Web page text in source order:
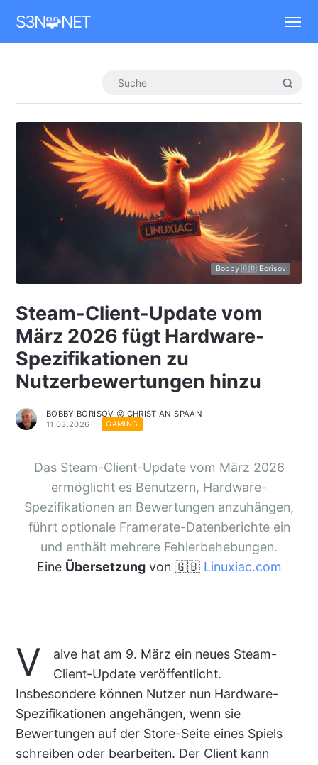
S3N🧩NET
Bobby 🇬🇧 Borisov
Steam-Client-Update vom
März 2026 fügt Hardware-
Spezifikationen zu
Nutzerbewertungen hinzu
BOBBY BORISOV 😛 CHRISTIAN SPAAN
11.03.2026
GAMING
Das Steam-Client-Update vom März 2026
ermöglicht es Benutzern, Hardware-
Spezifikationen an Bewertungen anzuhängen,
führt optionale Framerate-Datenberichte ein
und enthält mehrere Fehlerbehebungen.
Eine Übersetzungvon 🇬🇧 Linuxiac.com
V
alve hat am 9. März ein neues Steam-
Client-Update veröffentlicht.
Insbesondere können Nutzer nun Hardware-
Spezifikationen angehängen, wenn sie
Bewertungen auf der Store-Seite eines Spiels
schreiben oder bearbeiten. Der Client kann